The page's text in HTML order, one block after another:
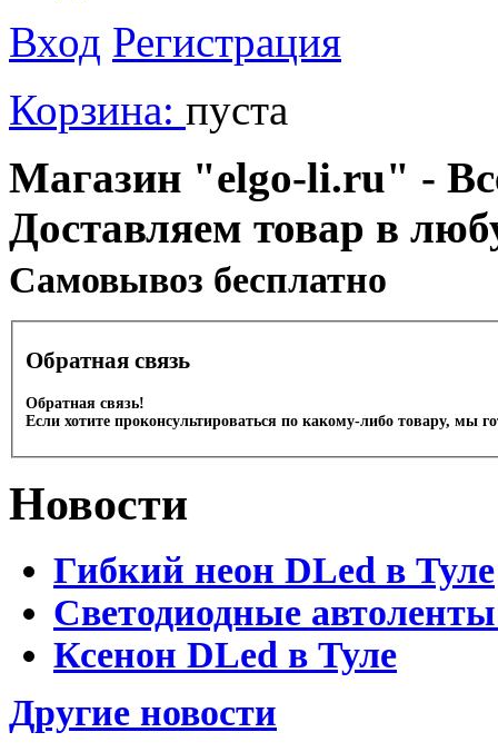
Вход Регистрация
Корзина: пуста
Магазин "elgo-li.ru" -
Доставляем товар в
Cамовывоз бесплатно
Обратная связь
Обратная связь!
Если хотите проконсультироваться по какому-либо товару, мы
Новости
Гибкий неон DLed в Туле
Светодиодные
Ксенон DLed в Туле
Другие новости